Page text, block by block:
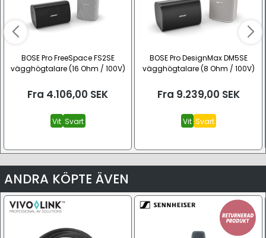
BOSE Pro FreeSpace FS2SE
vägghögtalare (16 Ohm / 100V)
Fra 4.106,00 SEK
Vit Svart
BOSE Pro DesignMax DM5SE
vägghögtalare (8 Ohm / 100V)
Fra 9.239,00 SEK
Vit Svart
ANDRA KÖPTE ÄVEN